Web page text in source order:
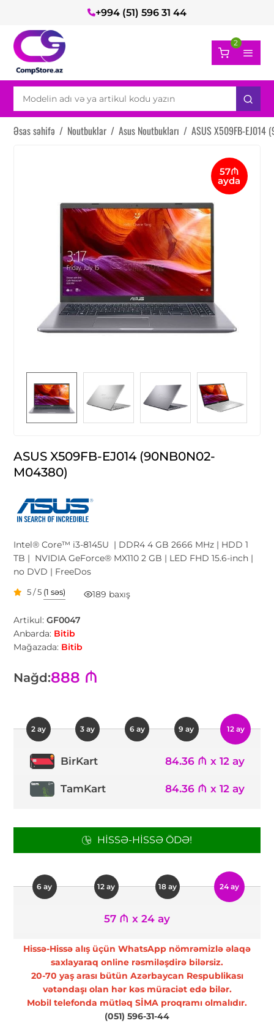
+994 (51) 596 31 44
2
Əsas səhifə / Noutbuklar / Asus Noutbukları / ASUS X509FB-EJ014
57₼
ayda
ASUS X509FB-EJ014 (90NB0N02-
M04380)
Intel® Core™ i3-8145U | DDR4 4 GB 2666 MHz | HDD 1
TB | NVIDIA GeForce® MX110 2 GB | LED FHD 15.6-inch |
no DVD | FreeDos
5 / 5 (1 səs) 189 baxış
Artikul:GF0047
Anbarda: Bitib
Mağazada: Bitib
Nağd:888 ₼
2 ay 3 ay 6 ay 9 ay 12 ay
BirKart 84.36 ₼ x 12 ay
TamKart 84.36 ₼ x 12 ay
HISSƏ-HISSƏ ÖDƏ!
6 ay 12 ay 18 ay 24 ay
57 ₼ x 24 ay
Hissə-Hissə alış üçün WhatsApp nömrəmizlə əlaqə
saxlayaraq online rəsmiləşdirə bilərsiz.
20-70 yaş arası bütün Azərbaycan Respublikası
vətəndaşı olan hər kəs müraciət edə bilər.
Mobil telefonda mütləq SİMA proqramı olmalıdır.
(051) 596-31-44